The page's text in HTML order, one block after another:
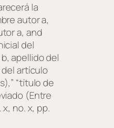
la
autor a,
a, and
del
apellido del
artículo
“título de
(Entre
x, no. x, pp.